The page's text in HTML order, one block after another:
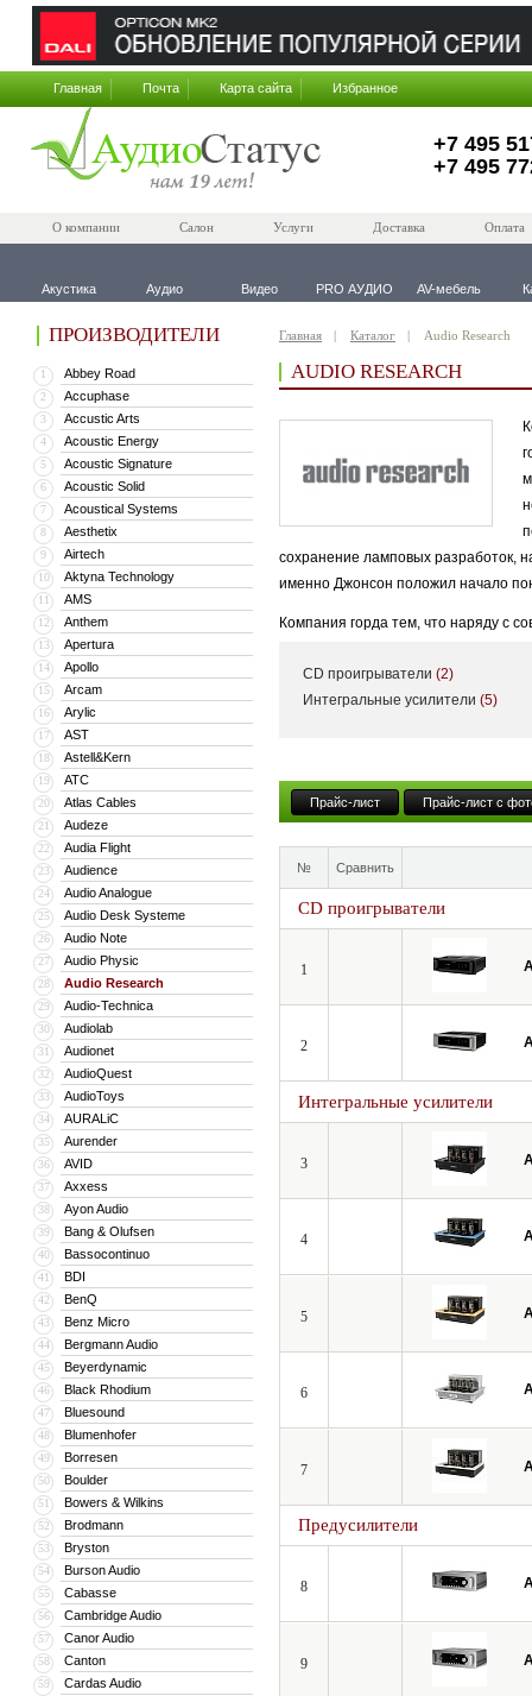
Главная Почта Карта сайта Избранное
+7 495
+7 495
О компании Салон Услуги Доставка Оплата
Акустика Аудио Видео PRO АУДИО AV-мебель
ПРОИЗВОДИТЕЛИ
1 Abbey Road
2 Accuphase
3 Accustic Arts
4 Acoustic Energy
5 Acoustic Signature
6 Acoustic Solid
7 Acoustical Systems
8 Aesthetix
9 Airtech
10 Aktyna Technology
11 AMS
12 Anthem
13 Apertura
14 Apollo
15 Arcam
16 Arylic
17 AST
18 Astell&Kern
19 ATC
20 Atlas Cables
21 Audeze
22 Audia Flight
23 Audience
24 Audio Analogue
25 Audio Desk Systeme
26 Audio Note
27 Audio Physic
28 Audio Research
29 Audio-Technica
30 Audiolab
31 Audionet
32 AudioQuest
33 AudioToys
34 AURALiC
35 Aurender
36 AVID
37 Axxess
38 Ayon Audio
39 Bang & Olufsen
40 Bassocontinuo
41 BDI
42 BenQ
43 Benz Micro
44 Bergmann Audio
45 Beyerdynamic
46 Black Rhodium
47 Bluesound
48 Blumenhofer
49 Borresen
50 Boulder
51 Bowers & Wilkins
52 Brodmann
53 Bryston
54 Burson Audio
55 Cabasse
56 Cambridge Audio
57 Canor Audio
58 Canton
59 Cardas Audio
Главная Каталог Audio Research
AUDIO RESEARCH
сохранение ламповых разработок,
именно Джонсон положил начало
Компания горда тем, что наряду с
CD проигрыватели (2)
Интегральные усилители (5)
Прайс-лист Прайс-лист с
№ Сравнить
CD проигрыватели
1
2
Интегральные усилители
3
4
5
6
7
Предусилители
8
9